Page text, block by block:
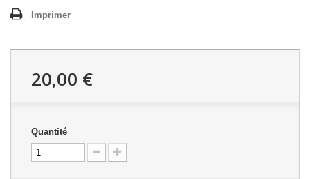
Imprimer
20,00 €
Quantité